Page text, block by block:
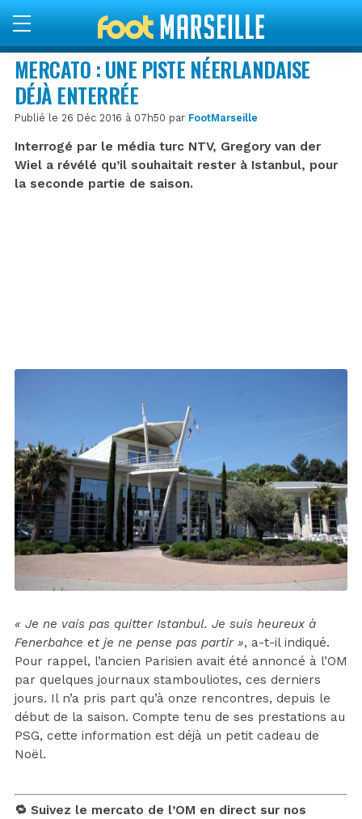
MERCATO : UNE PISTE NÉERLANDAISE
DÉJÀ ENTERRÉE
Publié le 26 Déc 2016 à 07h50 par FootMarseille
Interrogé par le média turc NTV, Gregory van der
Wiel a révélé qu’il souhaitait rester à Istanbul, pour
la seconde partie de saison.
« Je ne vais pas quitter Istanbul. Je suis heureux à
Fenerbahce et je ne pense pas partir », a-t-il indiqué.
Pour rappel, l’ancien Parisien avait été annoncé à l’OM
par quelques journaux stambouliotes, ces derniers
jours. Il n’a pris part qu’à onze rencontres, depuis le
début de la saison. Compte tenu de ses prestations au
PSG, cette information est déjà un petit cadeau de
Noël.
🔁 Suivez le mercato de l’OM en direct sur nos